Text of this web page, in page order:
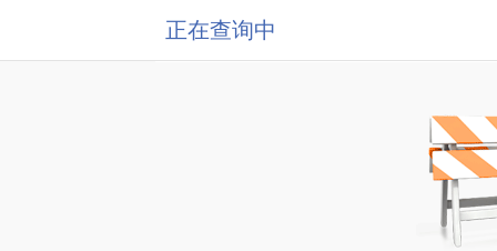
正在查询中